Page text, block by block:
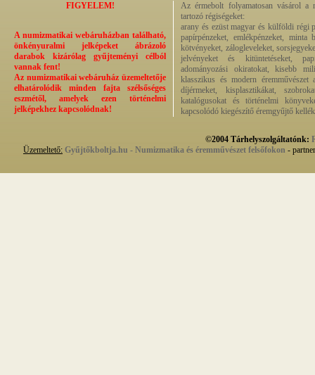
FIGYELEM!
A numizmatikai webáruházban található,
önkényuralmi jelképeket ábrázoló
darabok kizárólag gyűjteményi célból
vannak fent!
Az numizmatikai webáruház üzemeltetője
elhatárolódik minden fajta szélsőséges
eszmétől, amelyek ezen történelmi
jelképekhez kapcsolódnak!
Az érmebolt folyamatosan vásárol a
tartozó régiségeket:
arany és ezüst magyar és külföldi régi
papírpénzeket, emlékpénzeket, minta
kötvényeket, zálogleveleket,
jelvényeket és kitüntetéseket,
adományozási okiratokat, kisebb
klasszikus és modern éremművészet
díjérmeket, kisplasztikákat,
katalógusokat és történelmi
kapcsolódó kiegészítő éremgyűjtő
©2004 Tárhelyszolgáltatónk:
Üzemeltető: Gyűjtőkboltja.hu - Numizmatika és éremművészet felsőfokon -